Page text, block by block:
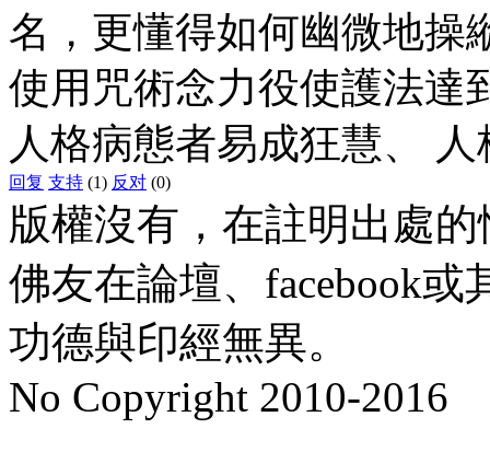
名，更懂得如何幽微地操
使用咒術念力役使護法達
人格病態者易成狂慧、
回复 支持 (1) 反对 (0)
版權沒有，在註明出處
佛友在論壇、facebook
功德與印經無異。
No Copyright 2010-2016